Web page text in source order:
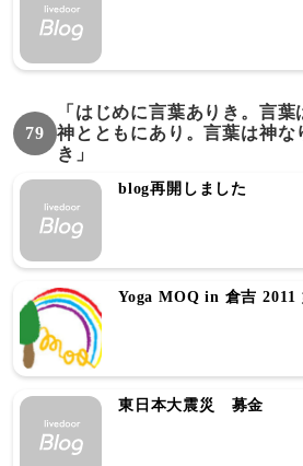
79
「はじめに言葉ありき。言葉
神とともにあり。言葉は神な
き」
blog再開しました
Yoga MOQ in 倉吉 2011
東日本大震災 募金